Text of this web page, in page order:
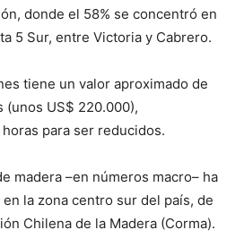
donde el 58% se concentró en
5 Sur, entre Victoria y Cabrero.
tiene un valor aproximado de
(unos US$ 220.000),
para ser reducidos.
madera –en números macro– ha
la zona centro sur del país, de
Chilena de la Madera (Corma).